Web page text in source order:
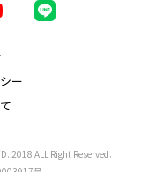
ー
2018 ALL Right Reserved.